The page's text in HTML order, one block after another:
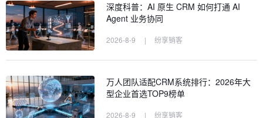
深度科普：AI 原生 CRM 如何打通 AI
Agent 业务协同
2026-8-9 | 纷享销客
万人团队适配CRM系统排行：2026年大
型企业首选TOP9榜单
2026-8-9 | 纷享销客